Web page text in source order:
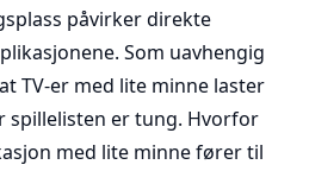
påvirker direkte
Som uavhengig
TV-er med lite minne laster
spillelisten er tung. Hvorfor
med lite minne fører til